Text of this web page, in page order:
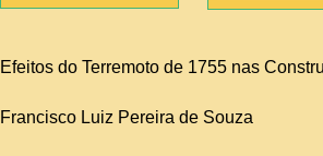
Efeitos do Terremoto de 1755 nas
Francisco Luiz Pereira de Souza